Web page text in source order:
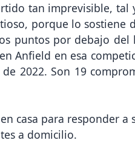
tan imprevisible, tal
porque lo sostiene
puntos por debajo
Anfield en esa
2022. Son 19
casa para responder
a domicilio.